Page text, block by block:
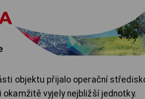
objektu přijalo operační
vyjely nejbližší jednotky.